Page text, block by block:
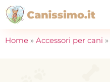
Home » Accessori per cani »